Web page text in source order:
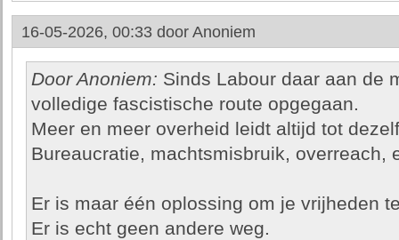
16-05-2026, 00:33 door Anoniem
Door Anoniem: Sinds Labour daar aan de
volledige fascistische route opgegaan.
Meer en meer overheid leidt altijd tot
Bureaucratie, machtsmisbruik, overreach,
Er is maar één oplossing om je vrijheden
Er is echt geen andere weg.